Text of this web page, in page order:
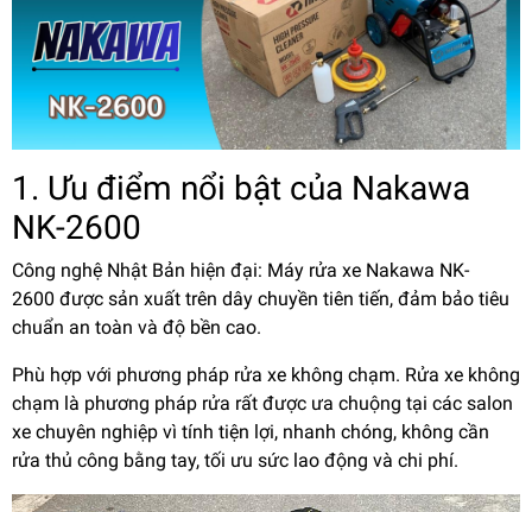
1. Ưu điểm nổi bật của Nakawa
NK-2600
Công nghệ Nhật Bản hiện đại: Máy rửa xe Nakawa NK-
2600 được sản xuất trên dây chuyền tiên tiến, đảm bảo tiêu
chuẩn an toàn và độ bền cao.
Phù hợp với phương pháp rửa xe không chạm. Rửa xe không
chạm là phương pháp rửa rất được ưa chuộng tại các salon
xe chuyên nghiệp vì tính tiện lợi, nhanh chóng, không cần
rửa thủ công bằng tay, tối ưu sức lao động và chi phí.